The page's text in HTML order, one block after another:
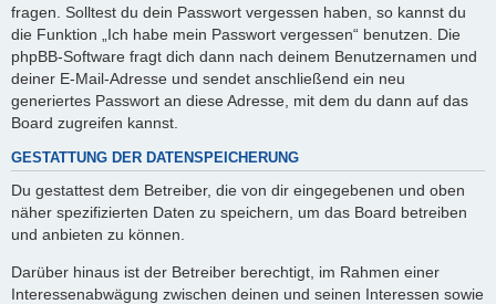
fragen. Solltest du dein Passwort vergessen haben, so kannst du
die Funktion „Ich habe mein Passwort vergessen“ benutzen. Die
phpBB-Software fragt dich dann nach deinem Benutzernamen und
deiner E-Mail-Adresse und sendet anschließend ein neu
generiertes Passwort an diese Adresse, mit dem du dann auf das
Board zugreifen kannst.
GESTATTUNG DER DATENSPEICHERUNG
Du gestattest dem Betreiber, die von dir eingegebenen und oben
näher spezifizierten Daten zu speichern, um das Board betreiben
und anbieten zu können.
Darüber hinaus ist der Betreiber berechtigt, im Rahmen einer
Interessenabwägung zwischen deinen und seinen Interessen sowie